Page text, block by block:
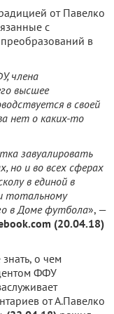
от Павелко
с
в
члена
высшее
в своей
нет о каких-то
завуалировать
но и во всех сферах
в единой в
тотальному
в Доме футбола», —
(20.04.18)
о чем
ФФУ
от А.Павелко